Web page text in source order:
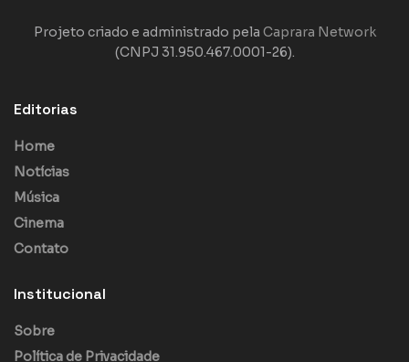
Projeto criado e administrado pela Caprara Network
(CNPJ 31.950.467.0001-26).
Editorias
Home
Notícias
Música
Cinema
Contato
Institucional
Sobre
Política de Privacidade